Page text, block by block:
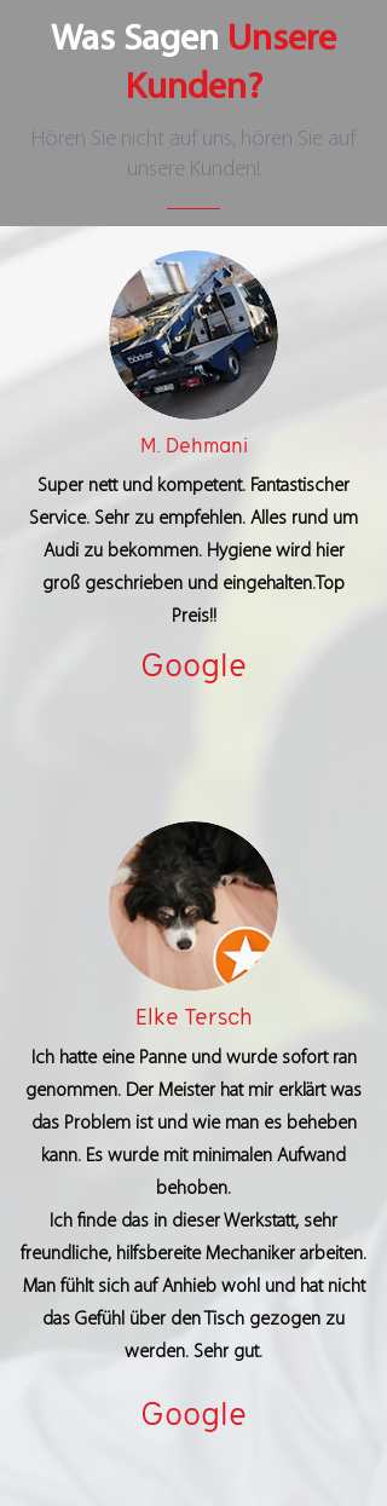
Was Sagen Unsere
Kunden?
Hören Sie nicht auf uns, hören Sie auf
unsere Kunden!
M. Dehmani
Super nett und kompetent. Fantastischer
Service. Sehr zu empfehlen. Alles rund um
Audi zu bekommen. Hygiene wird hier
groß geschrieben und eingehalten.Top
Preis!!
Google
Elke Tersch
Ich hatte eine Panne und wurde sofort ran
genommen. Der Meister hat mir erklärt was
das Problem ist und wie man es beheben
kann. Es wurde mit minimalen Aufwand
behoben.
Ich finde das in dieser Werkstatt, sehr
freundliche, hilfsbereite Mechaniker arbeiten.
Man fühlt sich auf Anhieb wohl und hat nicht
das Gefühl über den Tisch gezogen zu
werden. Sehr gut.
Google